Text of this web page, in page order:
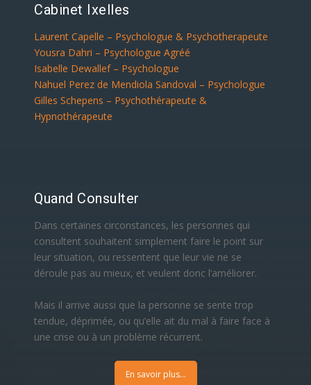
Cabinet Ixelles
Laurent Capelle – Psychologue & Psychotherapeute
Yousra Dahri – Psychologue Agréé
Isabelle Dewallef – Psychologue
Nahuel Perez de Mendiola Sandoval – Psychologue
Gilles Schepens – Psychothérapeute &
Hypnothérapeute
Quand Consulter
Dans certaines circonstances, les personnes qui
consultent souhaitent simplement faire le point sur
leur situation, ou ressentent que leur vie ne se
déroule pas au mieux, et veulent donc l’améliorer.
Mais il arrive aussi que la personne se sente trop
tendue, déprimée, ou qu’elle ait du mal à faire face à
une crise ou à un problème récurrent.
En savoir plus...